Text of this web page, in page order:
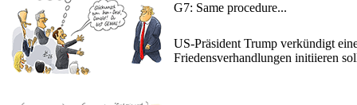
G7: Same procedure...
US-Präsident Trump verkündigt
Friedensverhandlungen initiieren